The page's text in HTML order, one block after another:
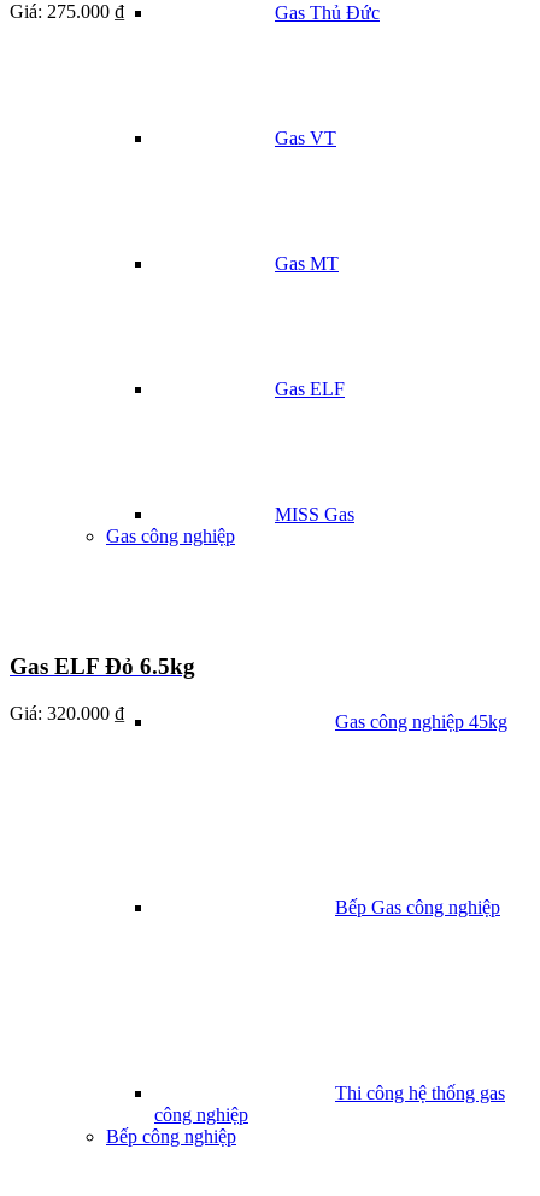
Gas Thủ Đức
Gas VT
Gas MT
Gas ELF
MISS Gas
Gas công nghiệp
Gas công nghiệp 45kg
Bếp Gas công nghiệp
Thi công hệ thống gas
công nghiệp
Bếp công nghiệp
Giá: 275.000 ₫
Gas ELF Đỏ 6.5kg
Giá: 320.000 ₫